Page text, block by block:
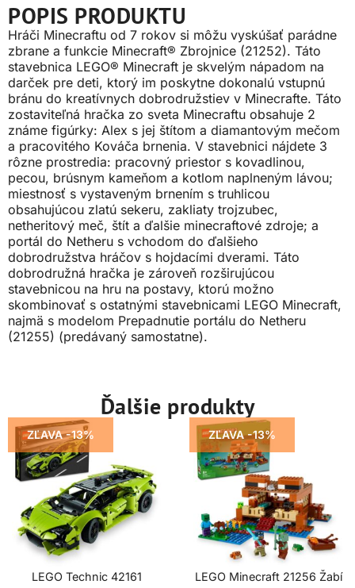
POPIS PRODUKTU
Hráči Minecraftu od 7 rokov si môžu vyskúšať parádne
zbrane a funkcie Minecraft® Zbrojnice (21252). Táto
stavebnica LEGO® Minecraft je skvelým nápadom na
darček pre deti, ktorý im poskytne dokonalú vstupnú
bránu do kreatívnych dobrodružstiev v Minecrafte. Táto
zostaviteľná hračka zo sveta Minecraftu obsahuje 2
známe figúrky: Alex s jej štítom a diamantovým mečom
a pracovitého Kováča brnenia. V stavebnici nájdete 3
rôzne prostredia: pracovný priestor s kovadlinou,
pecou, brúsnym kameňom a kotlom naplneným lávou;
miestnosť s vystaveným brnením s truhlicou
obsahujúcou zlatú sekeru, zakliaty trojzubec,
netheritový meč, štít a ďalšie minecraftové zdroje; a
portál do Netheru s vchodom do ďalšieho
dobrodružstva hráčov s hojdacími dverami. Táto
dobrodružná hračka je zároveň rozširujúcou
stavebnicou na hru na postavy, ktorú možno
skombinovať s ostatnými stavebnicami LEGO Minecraft,
najmä s modelom Prepadnutie portálu do Netheru
(21255) (predávaný samostatne).
Ďalšie produkty
ZĽAVA -13%
LEGO Technic 42161
ZĽAVA -13%
LEGO Minecraft 21256 Žabí